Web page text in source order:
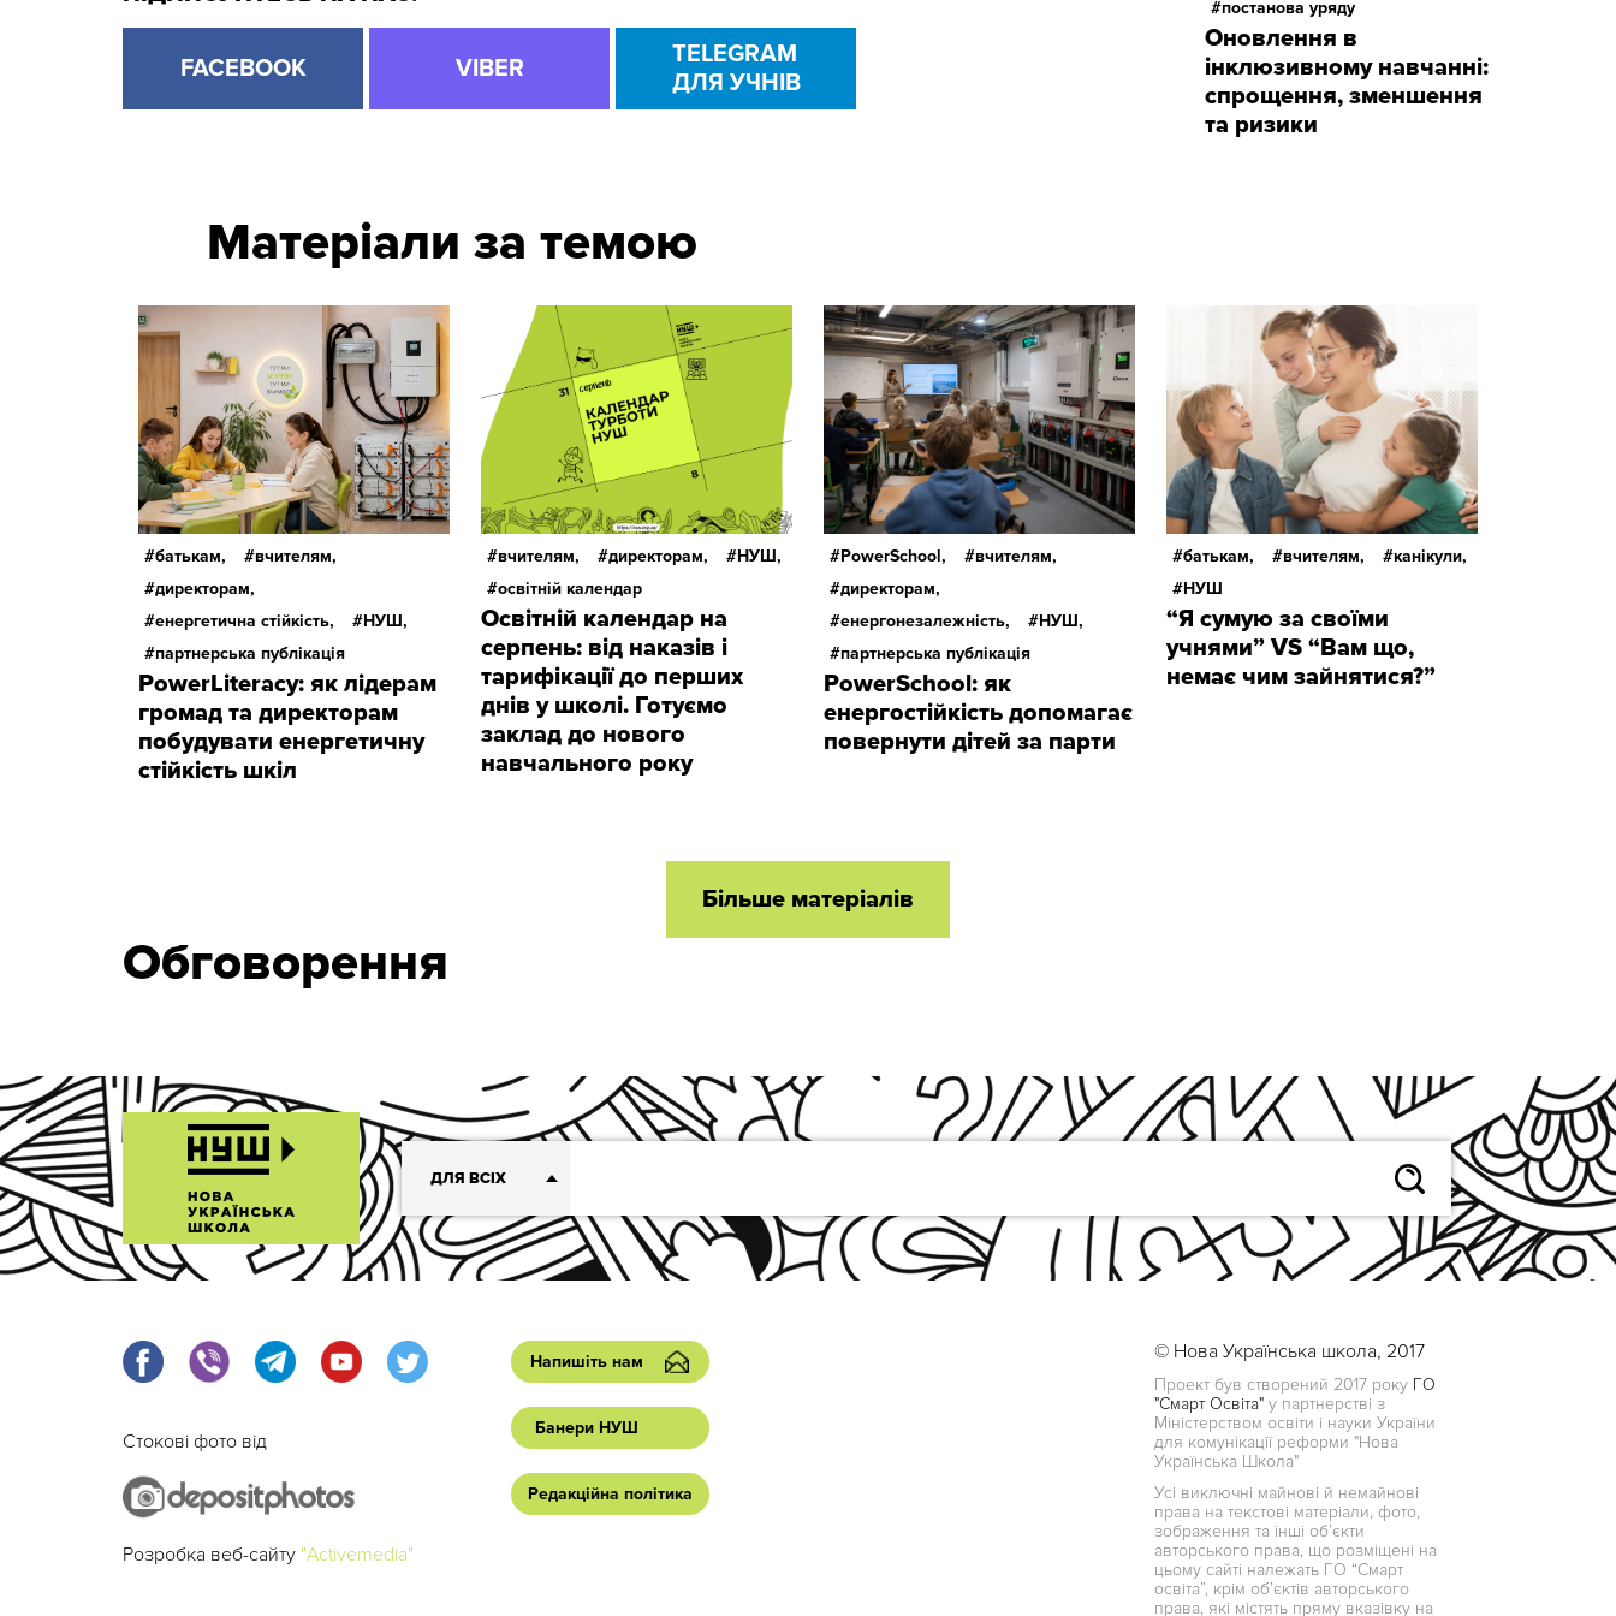
FACEBOOK VIBER
TELEGRAM
ДЛЯ УЧНІВ
постанова уряду
Оновлення в
інклюзивному навчанні:
спрощення, зменшення
та ризики
Матеріали за темою
батькам,
вчителям,
директорам,
енергетична стійкість,
НУШ,
партнерська публікація
PowerLiteracy: як лідерам
громад та директорам
побудувати енергетичну
стійкість шкіл
вчителям, директорам,
НУШ,
освітній календар
Освітній календар на
серпень: від наказів і
тарифікації до перших
днів у школі. Готуємо
заклад до нового
навчального року
PowerSchool,
вчителям,
директорам,
енергонезалежність,
НУШ,
партнерська публікація
PowerSchool: як
енергостійкість допомагає
повернути дітей за парти
батькам, вчителям,
канікули,
НУШ
“Я сумую за своїми
учнями” VS “Вам що,
немає чим зайнятися?”
Більше матеріалів
Обговорення
ДЛЯ ВСІХ
Стокові фото від
Розробка веб-сайту "Activemedia"
Напишіть нам
Банери НУШ
Редакційна політика
© Нова Українська школа, 2017
Проект був створений 2017 року ГО
"Смарт Освіта" у партнерстві з
Міністерством освіти і науки України
для комунікації реформи "Нова
Українська Школа"
Усі виключні майнові й немайнові
права на текстові матеріали, фото,
зображення та інші об’єкти
авторського права, що розміщені на
цьому сайті належать ГО “Смарт
освіта”, крім об’єктів авторського
права, які містять пряму вказівку на